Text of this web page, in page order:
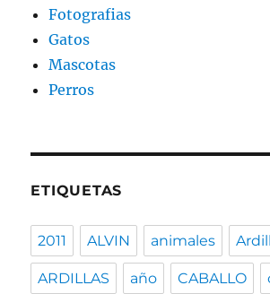
Fotografias
Gatos
Mascotas
Perros
ETIQUETAS
2011 ALVIN animales
ARDILLAS año CABALLO